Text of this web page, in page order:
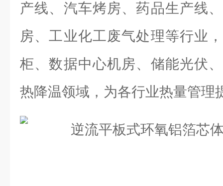
产线、汽车烤房、药品生产线
房、工业化工废气处理等行业
柜、数据中心机房、储能光伏
热降温领域，为各行业热量管理